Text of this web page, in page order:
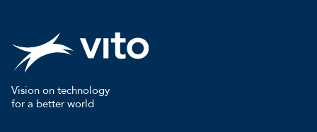
Vision on technology
for a better world